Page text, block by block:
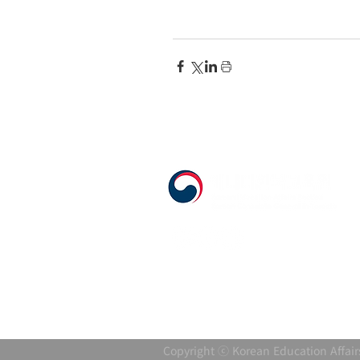
Copyright ⓒ Korean Education